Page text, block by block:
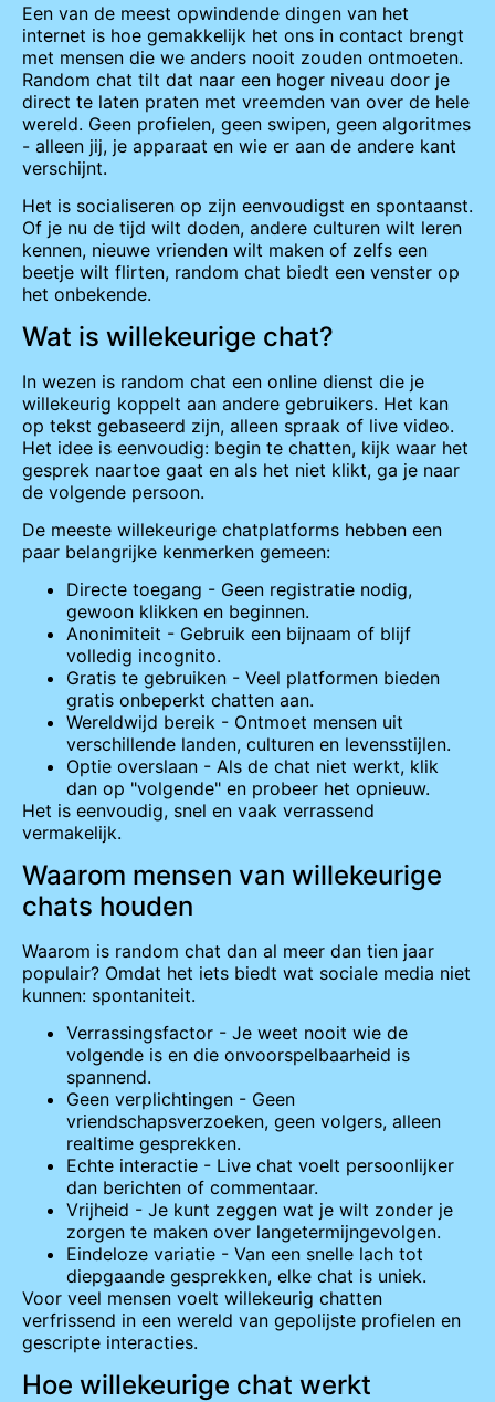
Een van de meest opwindende dingen van het
internet is hoe gemakkelijk het ons in contact brengt
met mensen die we anders nooit zouden ontmoeten.
Random chat tilt dat naar een hoger niveau door je
direct te laten praten met vreemden van over de hele
wereld. Geen profielen, geen swipen, geen algoritmes
- alleen jij, je apparaat en wie er aan de andere kant
verschijnt.
Het is socialiseren op zijn eenvoudigst en spontaanst.
Of je nu de tijd wilt doden, andere culturen wilt leren
kennen, nieuwe vrienden wilt maken of zelfs een
beetje wilt flirten, random chat biedt een venster op
het onbekende.
Wat is willekeurige chat?
In wezen is random chat een online dienst die je
willekeurig koppelt aan andere gebruikers. Het kan
op tekst gebaseerd zijn, alleen spraak of live video.
Het idee is eenvoudig: begin te chatten, kijk waar het
gesprek naartoe gaat en als het niet klikt, ga je naar
de volgende persoon.
De meeste willekeurige chatplatforms hebben een
paar belangrijke kenmerken gemeen:
Directe toegang - Geen registratie nodig,
gewoon klikken en beginnen.
Anonimiteit - Gebruik een bijnaam of blijf
volledig incognito.
Gratis te gebruiken - Veel platformen bieden
gratis onbeperkt chatten aan.
Wereldwijd bereik - Ontmoet mensen uit
verschillende landen, culturen en levensstijlen.
Optie overslaan - Als de chat niet werkt, klik
dan op "volgende" en probeer het opnieuw.
Het is eenvoudig, snel en vaak verrassend
vermakelijk.
Waarom mensen van willekeurige
chats houden
Waarom is random chat dan al meer dan tien jaar
populair? Omdat het iets biedt wat sociale media niet
kunnen: spontaniteit.
Verrassingsfactor - Je weet nooit wie de
volgende is en die onvoorspelbaarheid is
spannend.
Geen verplichtingen - Geen
vriendschapsverzoeken, geen volgers, alleen
realtime gesprekken.
Echte interactie - Live chat voelt persoonlijker
dan berichten of commentaar.
Vrijheid - Je kunt zeggen wat je wilt zonder je
zorgen te maken over langetermijngevolgen.
Eindeloze variatie - Van een snelle lach tot
diepgaande gesprekken, elke chat is uniek.
Voor veel mensen voelt willekeurig chatten
verfrissend in een wereld van gepolijste profielen en
gescripte interacties.
Hoe willekeurige chat werkt